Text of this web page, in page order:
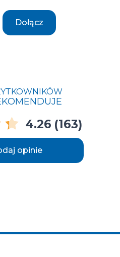
Dołącz
4.26 (163)
opinie